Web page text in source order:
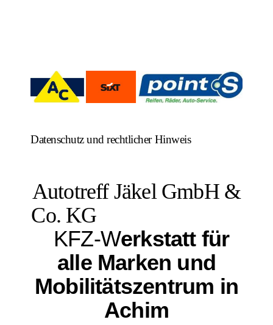
Datenschutz und rechtlicher Hinweis
Autotreff Jäkel GmbH &
Co. KG
KFZ-Werkstatt für
alle Marken und
Mobilitätszentrum in
Achim